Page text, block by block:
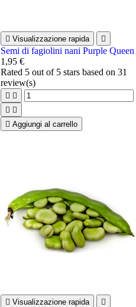
 Visualizzazione rapida 
Semi di fagiolini nani Purple Queen
1,95 €
Rated 5 out of 5 stars based on31
review(s)
 
 
 Aggiungi al carrello
 Visualizzazione rapida 